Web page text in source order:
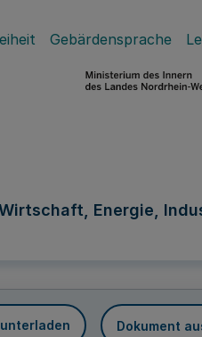
Gebärdensprache
Energie,
Dokument